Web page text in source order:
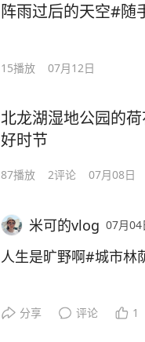
阵雨过后的天空#随
15播放 07月12日
北龙湖湿地公园的
好时节
87播放 2评论 07月08日
米可的vlog 07月04
人生是旷野啊#城市林
分享 评论 1